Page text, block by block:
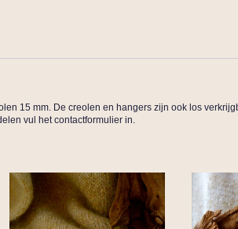
15 mm. De creolen en hangers zijn ook los
vul het contactformulier in.